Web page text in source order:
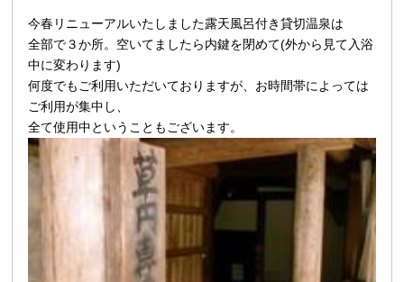
今春リニューアルいたしました露天風呂付き貸切温泉は
全部で３か所。空いてましたら内鍵を閉めて(外から見て入浴
中に変わります)
何度でもご利用いただいておりますが、お時間帯によっては
ご利用が集中し、
全て使用中ということもございます。